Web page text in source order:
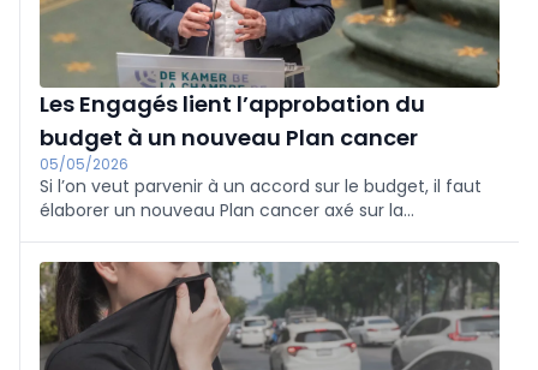
Les Engagés lient l’approbation du
budget à un nouveau Plan cancer
05/05/2026
Si l’on veut parvenir à un accord sur le budget, il faut
élaborer un nouveau Plan cancer axé sur la
Gatelier (Les Engagés) à la Chambre.